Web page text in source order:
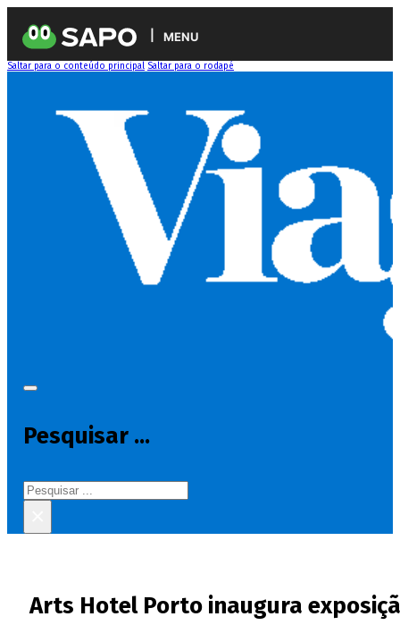
MENU
Saltar para o conteúdo principal Saltar para o rodapé
Pesquisar ...
Pesquisar
Arts Hotel Porto inaugura